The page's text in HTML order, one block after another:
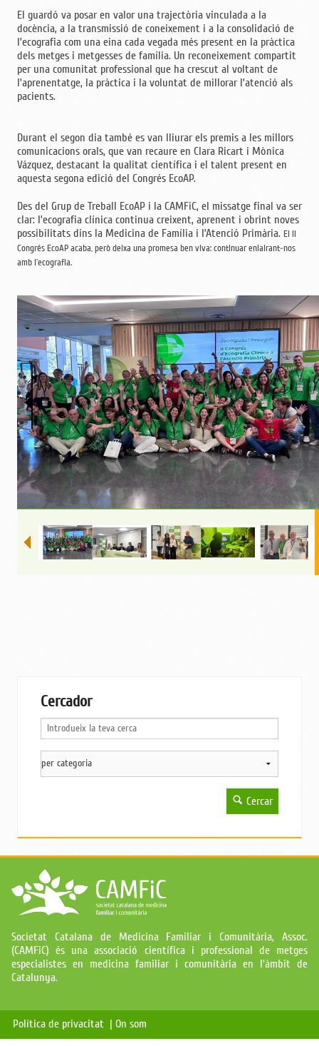
El guardó va posar en valor una trajectòria vinculada a la
docència, a la transmissió de coneixement i a la consolidació de
l’ecografia com una eina cada vegada més present en la pràctica
dels metges i metgesses de família. Un reconeixement compartit
per una comunitat professional que ha crescut al voltant de
l’aprenentatge, la pràctica i la voluntat de millorar l’atenció als
pacients.
Durant el segon dia també es van lliurar els premis a les millors
comunicacions orals, que van recaure en Clara Ricart i Mònica
Vázquez, destacant la qualitat científica i el talent present en
aquesta segona edició del Congrés EcoAP.
Des del Grup de Treball EcoAP i la CAMFiC, el missatge final va ser
clar: l’ecografia clínica continua creixent, aprenent i obrint noves
possibilitats dins la Medicina de Família i l’Atenció Primària. El II
Congrés EcoAP acaba, però deixa una promesa ben viva: continuar enlairant-nos
amb l’ecografia.
Cercador
Cercar
Societat Catalana de Medicina Familiar i Comunitària, Assoc.
(CAMFiC) és una associació científica i professional de metges
especialistes en medicina familiar i comunitària en l'àmbit de
Catalunya.
Política de privacitat | On som